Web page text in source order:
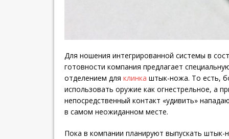
Для ношения интегрированной системы в
готовности компания предлагает
отделением для клинка штык-ножа. То есть,
использовать оружие как огнестрельное, а
непосредственный контакт «удивить»
в самом неожиданном месте.
Пока в компании планируют выпускать штык-